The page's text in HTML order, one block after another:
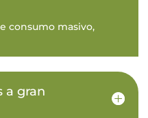
consumo masivo,
a gran